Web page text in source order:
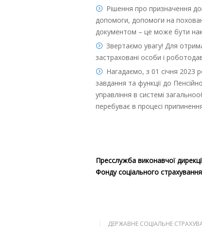
Рішення про призначення
допомоги, допомоги на
документом – це може бути
Звертаємо увагу! Для
застраховані особи і
Нагадаємо, з 01 січня 2023
завдання та функції до
управління в системі
перебуває в процесі
Пресслужба виконавчої
Фонду соціального
ДЕРЖАВНЕ СОЦІАЛЬНЕ